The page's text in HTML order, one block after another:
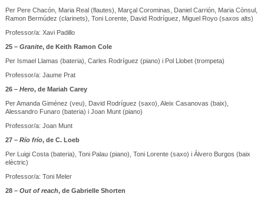
Per Pere Chacón, Maria Real (flautes), Marçal Corominas, Daniel Carrión, Maria Cònsul,
Ramon Bermúdez (clarinets), Toni Lorente, David Rodríguez, Miguel Royo (saxos alts)
Professor/a: Xavi Padillo
25 – Granite, de Keith Ramon Cole
Per Ismael Llamas (bateria), Carles Rodríguez (piano) i Pol Llobet (trompeta)
Professor/a: Jaume Prat
26 – Hero, de Mariah Carey
Per Amanda Giménez (veu), David Rodríguez (saxo), Aleix Casanovas (baix),
Alessandro Funaro (bateria) i Joan Munt (piano)
Professor/a: Joan Munt
27 – Río frío, de C. Loeb
Per Luigi Costa (bateria), Toni Palau (piano), Toni Lorente (saxo) i Álvero Burgos (baix
elèctric)
Professor/a: Toni Meler
28 – Out of reach, de Gabrielle Shorten